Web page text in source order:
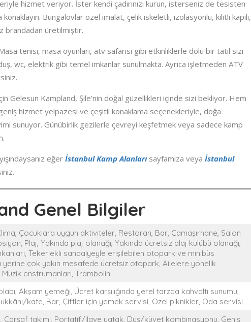
hizmet veriyor. İster kendi çadırınızı kurun, isterseniz de tesisten
Bungalovlar özel imalat, çelik iskeletli, izolasyonlu, kilitli kapılı,
brandadan üretilmiştir.
tenisi, masa oyunları, atv safarisi gibi etkinliklerle dolu bir tatil sizi
duş, wc, elektrik gibi temel imkanlar sunulmakta. Ayrıca işletmeden ATV
Gelesun Kampland, Şile’nin doğal güzellikleri içinde sizi bekliyor. Hem
hizmet yelpazesi ve çeşitli konaklama seçenekleriyle, doğa
sunuyor. Günübirlik gezilerle çevreyi keşfetmek veya sadece kamp
eğer İstanbul Kamp Alanları sayfamıza veya İstanbul
Genel Bilgiler
Çocuklara uygun aktiviteler, Restoran, Bar, Çamaşırhane, Salon
Plaj, Yakında plaj olanağı, Yakında ücretsiz plaj kulübü olanağı,
Tekerlekli sandalyeyle erişilebilen otopark ve minibüs
yerine çok yakın mesafede ücretsiz otopark, Ailelere yönelik
enstrümanları, Trambolin
Akşam yemeği, Ücret karşılığında yerel tarzda kahvaltı sunumu,
kafe, Bar, Çiftler için yemek servisi, Özel piknikler, Oda servisi
Çarşaf takımı, Portatif/ilave yatak, Duş/küvet kombinasyonu, Geniş